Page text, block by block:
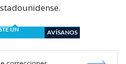
UN
AVÍSANOS